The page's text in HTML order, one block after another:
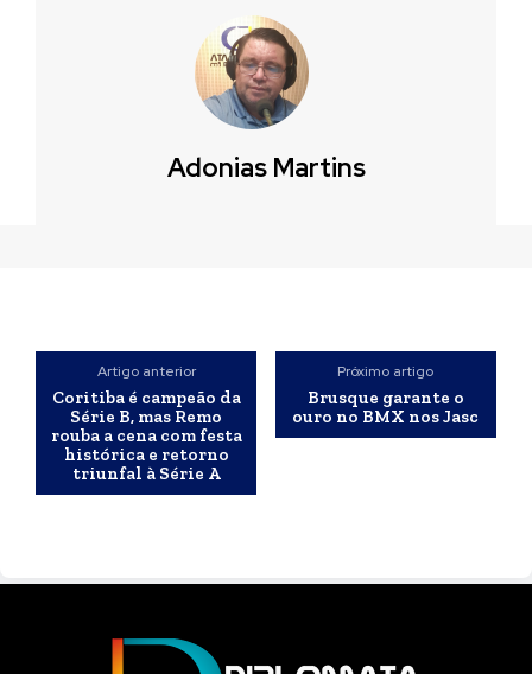
Adonias Martins
Artigo anterior
Coritiba é campeão da
Série B, mas Remo
rouba a cena com festa
histórica e retorno
triunfal à Série A
Próximo artigo
Brusque garante o
ouro no BMX nos Jasc